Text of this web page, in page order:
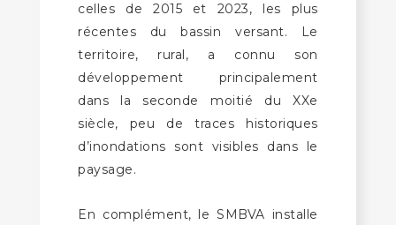
celles de 2015 et 2023, les plus
récentes du bassin versant. Le
territoire, rural, a connu son
développement principalement
dans la seconde moitié du XXe
siècle, peu de traces historiques
d’inondations sont visibles dans le
paysage.
En complément, le SMBVA installe